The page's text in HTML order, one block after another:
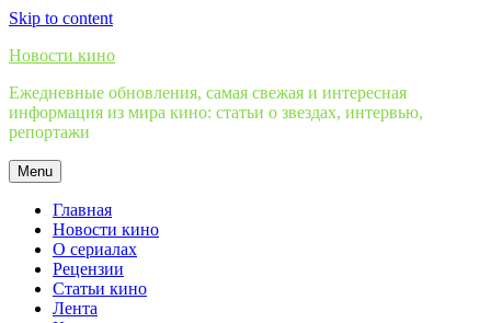
Skip to content
Новости кино
Ежедневные обновления, самая свежая и интересная
информация из мира кино: статьи о звездах, интервью,
репортажи
Menu
Главная
Новости кино
О сериалах
Рецензии
Статьи кино
Лента